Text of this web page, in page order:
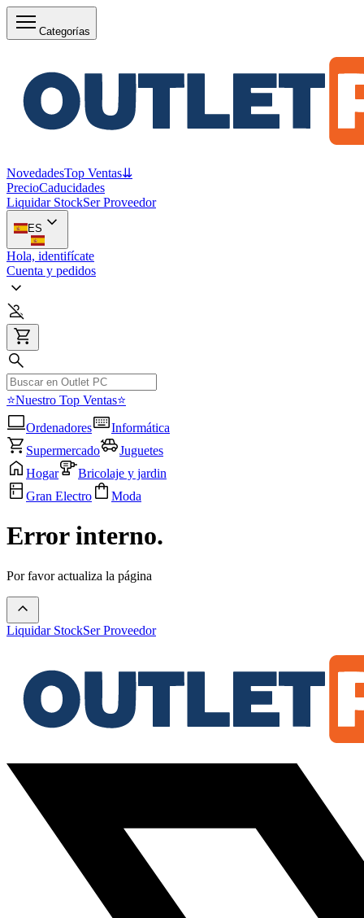
Categorías
NovedadesTop Ventas⇊
PrecioCaducidades
Liquidar StockSer Proveedor
ES
Hola, identifícate
Cuenta y pedidos
⭐Nuestro Top Ventas⭐
Ordenadores
Informática
Supermercado
Juguetes
Hogar
Bricolaje y jardin
Gran Electro
Moda
Error interno.
Por favor actualiza la página
Liquidar StockSer Proveedor